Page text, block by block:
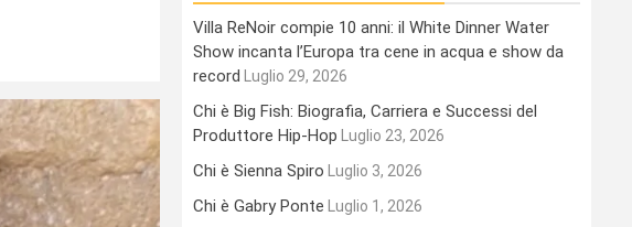
Villa ReNoir compie 10 anni: il White Dinner Water
Show incanta l’Europa tra cene in acqua e show da
record
Luglio 29, 2026
Chi è Big Fish: Biografia, Carriera e Successi del
Produttore Hip-Hop
Luglio 23, 2026
Chi è Sienna Spiro Luglio 3, 2026
Chi è Gabry Ponte Luglio 1, 2026